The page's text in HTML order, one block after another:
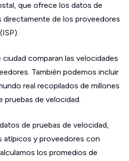
que ofrece los datos de
de los proveedores
comparan las velocidades
También podemos incluir
real recopilados de millones
pruebas de velocidad.
de pruebas de velocidad,
atípicos y proveedores con
los promedios de